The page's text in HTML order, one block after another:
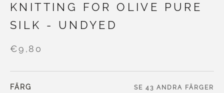
KNITTING FOR OLIVE PURE
SILK - UNDYED
€9,80
FÄRG SE 43 ANDRA FÄRGER